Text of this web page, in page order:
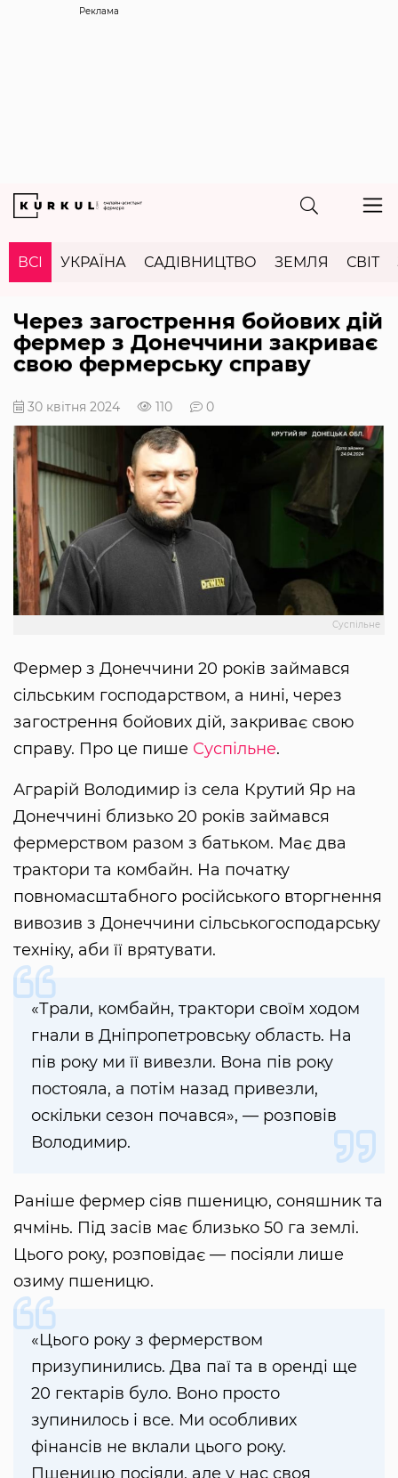
Реклама
ВСІ УКРАЇНА САДІВНИЦТВО ЗЕМЛЯ СВІТ
Через загострення бойових дій
фермер з Донеччини закриває
свою фермерську справу
30 квітня 2024 110 0
Суспільне
Фермер з Донеччини 20 років займався
сільським господарством, а нині, через
загострення бойових дій, закриває свою
справу. Про це пише Суспільне.
Аграрій Володимир із села Крутий Яр на
Донеччині близько 20 років займався
фермерством разом з батьком. Має два
трактори та комбайн. На початку
повномасштабного російського вторгнення
вивозив з Донеччини сільськогосподарську
техніку, аби її врятувати.
«Трали, комбайн, трактори своїм ходом
гнали в Дніпропетровську область. На
пів року ми її вивезли. Вона пів року
постояла, а потім назад привезли,
оскільки сезон почався», — розповів
Володимир.
Раніше фермер сіяв пшеницю, соняшник та
ячмінь. Під засів має близько 50 га землі.
Цього року, розповідає — посіяли лише
озиму пшеницю.
«Цього року з фермерством
призупинились. Два паї та в оренді ще
20 гектарів було. Воно просто
зупинилось і все. Ми особливих
фінансів не вклали цього року.
Пшеницю посіяли, але у нас своя